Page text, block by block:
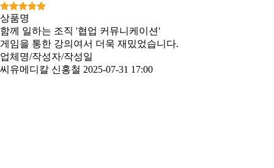
상품명
함께 일하는 조직 '협업 커뮤니케이션'
게임을 통한 강의여서 더욱 재밌었습니다.
업체명/작성자/작성일
씨유메디칼 신홍철 2025-07-31 17:00